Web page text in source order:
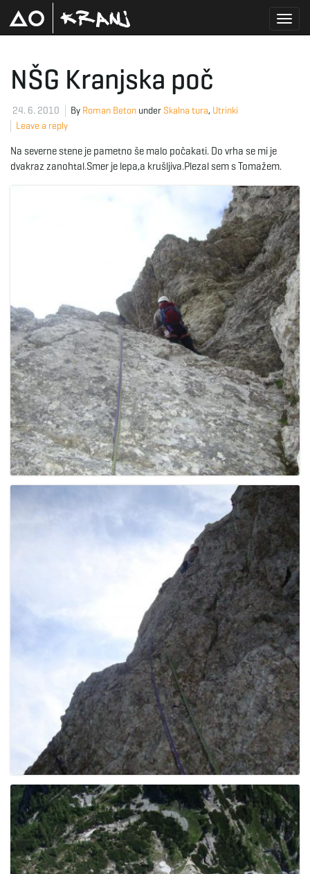
g
l
e
n
a
v
i
g
a
t
i
o
NŠG Kranjska poč
24. 6. 2010 By Roman Beton under Skalna tura, Utrinki
Leave a reply
Na severne stene je pametno še malo počakati. Do vrha se mi je
dvakraz zanohtal.Smer je lepa,a krušljiva.Plezal sem s Tomažem.